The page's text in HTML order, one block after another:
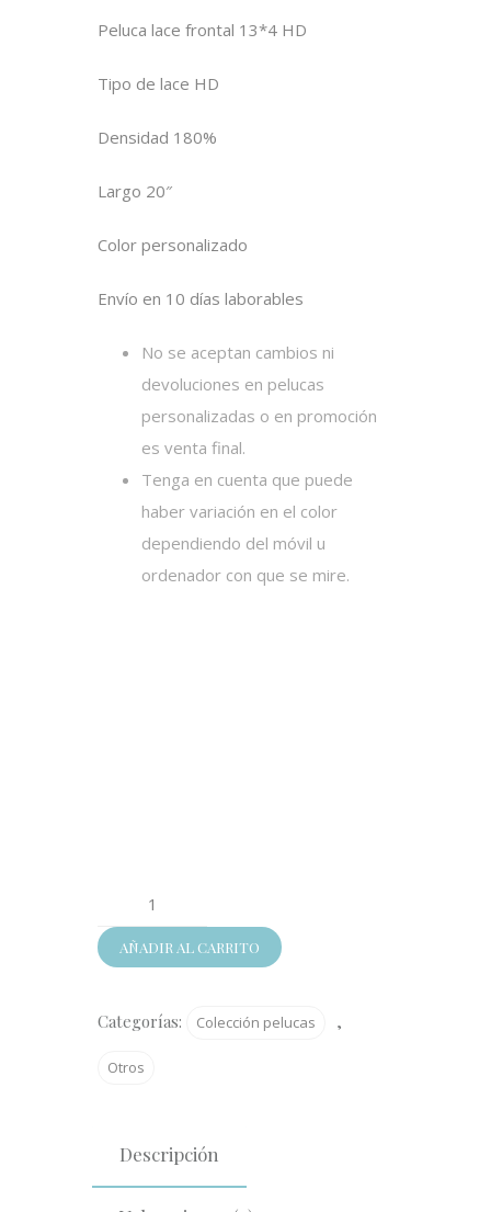
Peluca lace frontal 13*4 HD
Tipo de lace HD
Densidad 180%
Largo 20″
Color personalizado
Envío en 10 días laborables
No se aceptan cambios ni
devoluciones en pelucas
personalizadas o en promoción
es venta final.
Tenga en cuenta que puede
haber variación en el color
dependiendo del móvil u
ordenador con que se mire.
cantidad
AÑADIR AL CARRITO
Categorías: Colección pelucas ,
Otros
Descripción